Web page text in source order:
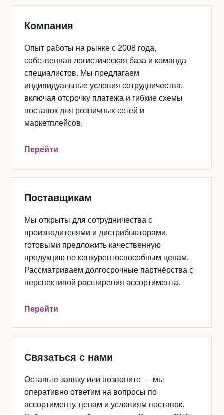
Компания
Опыт работы на рынке с 2008 года,
собственная логистическая база и команда
специалистов. Мы предлагаем
индивидуальные условия сотрудничества,
включая отсрочку платежа и гибкие схемы
поставок для розничных сетей и
маркетплейсов.
Перейти
Поставщикам
Мы открыты для сотрудничества с
производителями и дистрибьюторами,
готовыми предложить качественную
продукцию по конкурентоспособным ценам.
Рассматриваем долгосрочные партнёрства с
перспективой расширения ассортимента.
Перейти
Связаться с нами
Оставьте заявку или позвоните — мы
оперативно ответим на вопросы по
ассортименту, ценам и условиям поставок.